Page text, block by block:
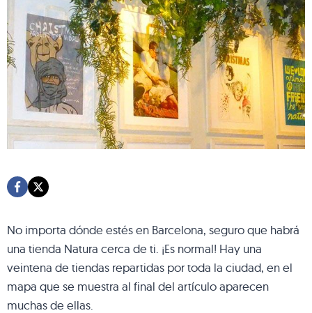
No importa dónde estés en Barcelona, seguro que habrá
una tienda Natura cerca de ti. ¡Es normal! Hay una
veintena de tiendas repartidas por toda la ciudad, en el
mapa que se muestra al final del artículo aparecen
muchas de ellas.